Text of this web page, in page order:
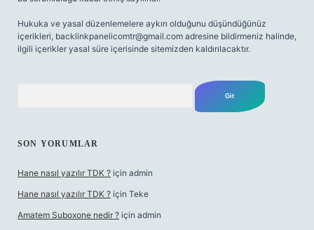
Hukuka ve yasal düzenlemelere aykırı olduğunu düşündüğünüz
içerikleri, backlinkpanelicomtr@gmail.com adresine bildirmeniz halinde,
ilgili içerikler yasal süre içerisinde sitemizden kaldırılacaktır.
SON YORUMLAR
Hane nasıl yazılır TDK ? için admin
Hane nasıl yazılır TDK ? için Teke
Amatem Suboxone nedir ? için admin